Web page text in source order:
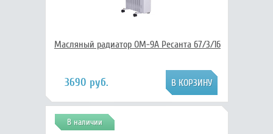
Масляный радиатор ОМ-9А Ресанта 67/3/16
3690 руб.
В наличии